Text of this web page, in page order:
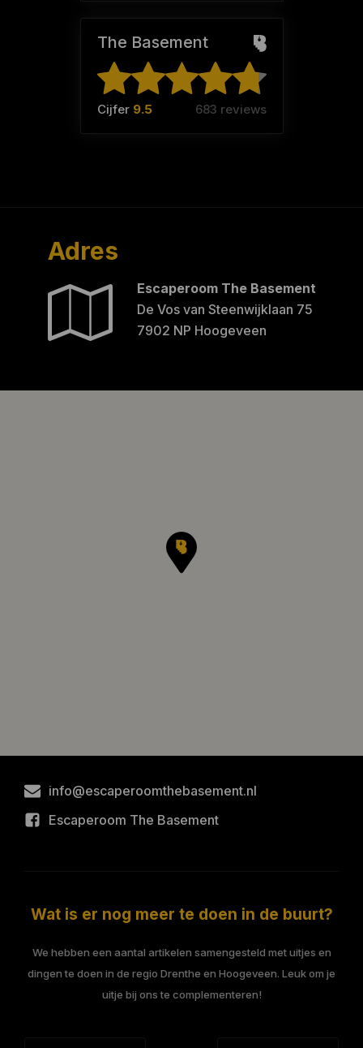
The Basement
Cijfer 9.5 683 reviews
Adres
Escaperoom The Basement
De Vos van Steenwijklaan 75
7902 NP Hoogeveen
info@escaperoomthebasement.nl
Escaperoom The Basement
Wat is er nog meer te doen in de buurt?
We hebben een aantal artikelen samengesteld met uitjes en
dingen te doen in de regio Drenthe en Hoogeveen. Leuk om je
uitje bij ons te complementeren!